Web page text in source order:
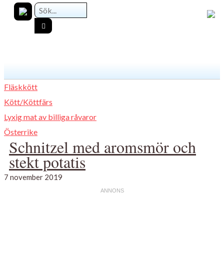
Fläskkött
Kött/Köttfärs
Lyxig mat av billiga råvaror
Österrike
Schnitzel med aromsmör och
stekt potatis
7 november 2019